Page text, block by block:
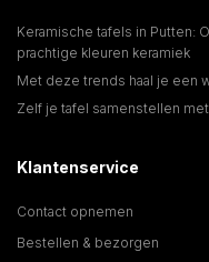
Keramische tafels in Putten:
prachtige kleuren keramiek
Met deze trends haal je een
Zelf je tafel samenstellen
Klantenservice
Contact opnemen
Bestellen & bezorgen